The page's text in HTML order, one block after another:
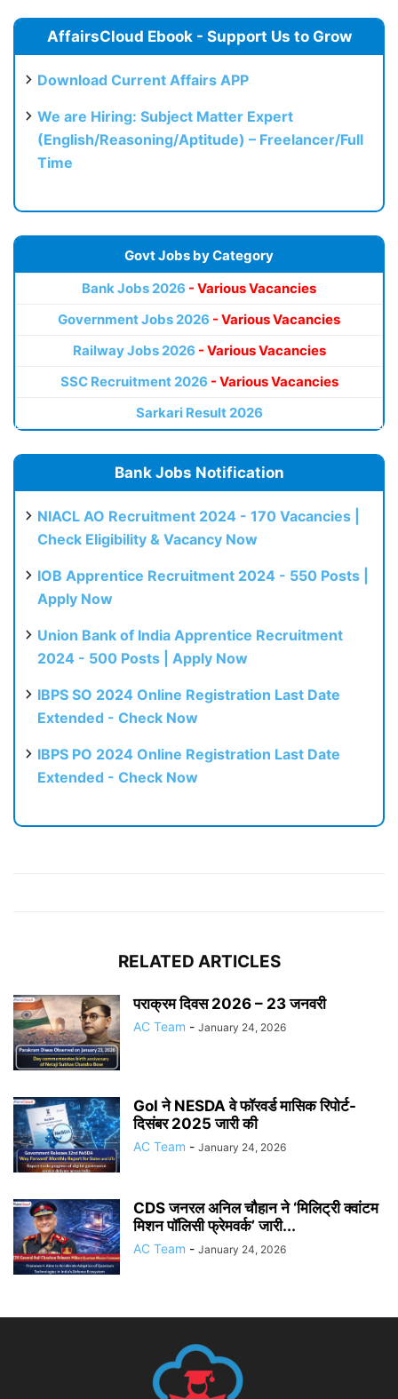
AffairsCloud Ebook - Support Us to Grow
Download Current Affairs APP
We are Hiring: Subject Matter Expert
(English/Reasoning/Aptitude) – Freelancer/Full
Time
Govt Jobs by Category
Bank Jobs 2026 - Various Vacancies
Government Jobs 2026 - Various Vacancies
Railway Jobs 2026 - Various Vacancies
SSC Recruitment 2026 - Various Vacancies
Sarkari Result 2026
Bank Jobs Notification
NIACL AO Recruitment 2024 - 170 Vacancies |
Check Eligibility & Vacancy Now
IOB Apprentice Recruitment 2024 - 550 Posts |
Apply Now
Union Bank of India Apprentice Recruitment
2024 - 500 Posts | Apply Now
IBPS SO 2024 Online Registration Last Date
Extended - Check Now
IBPS PO 2024 Online Registration Last Date
Extended - Check Now
RELATED ARTICLES
पराक्रम दिवस 2026 – 23 जनवरी
AC Team - January 24, 2026
GoI ने NESDA वे फॉरवर्ड मासिक रिपोर्ट-
दिसंबर 2025 जारी की
AC Team - January 24, 2026
CDS जनरल अनिल चौहान ने ‘मिलिट्री क्वांटम
मिशन पॉलिसी फ्रेमवर्क’ जारी...
AC Team - January 24, 2026